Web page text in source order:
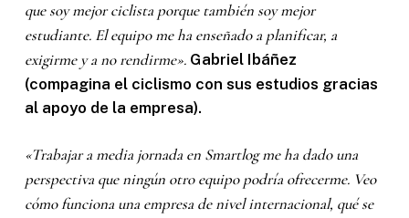
que soy mejor ciclista porque también soy mejor
estudiante. El equipo me ha enseñado a planificar, a
exigirme y a no rendirme».Gabriel Ibáñez
(compagina el ciclismo con sus estudios gracias
al apoyo de la empresa).
«Trabajar a media jornada en Smartlog me ha dado una
perspectiva que ningún otro equipo podría ofrecerme. Veo
cómo funciona una empresa de nivel internacional, qué se